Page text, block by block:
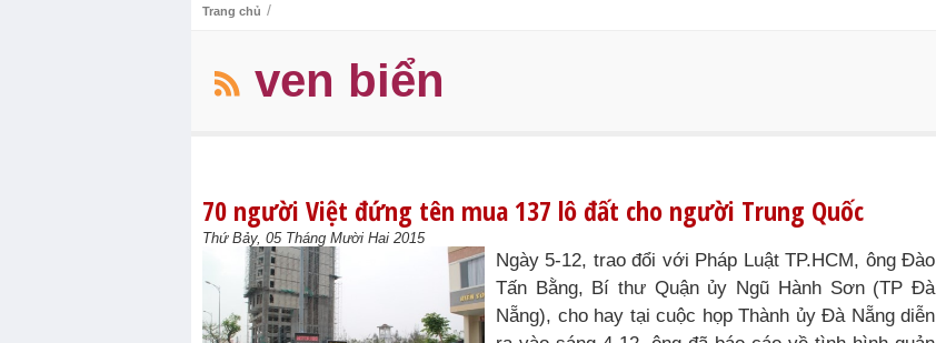
Trang chủ /
ven biển
70 người Việt đứng tên mua 137 lô đất cho người Trung Quốc
Thứ Bảy, 05 Tháng Mười Hai 2015
Ngày 5-12, trao đổi với Pháp Luật TP.HCM, ông Đào
Tấn Bằng, Bí thư Quận ủy Ngũ Hành Sơn (TP Đà
Nẵng), cho hay tại cuộc họp Thành ủy Đà Nẵng diễn